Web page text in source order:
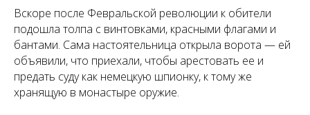
Вскоре после Февральской революции к обители
подошла толпа с винтовками, красными флагами и
бантами. Сама настоятельница открыла ворота — ей
объявили, что приехали, чтобы арестовать ее и
предать суду как немецкую шпионку, к тому же
хранящую в монастыре оружие.